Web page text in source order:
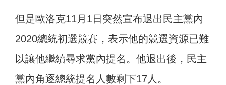
但是歐洛克11月1日突然宣布退出民主黨內
2020總統初選競賽，表示他的競選資源已難
以讓他繼續尋求黨內提名。他退出後，民主
黨內角逐總統提名人數剩下17人。